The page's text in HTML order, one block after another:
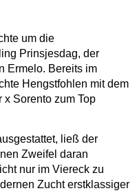
um die
Prinsjesdag, der
Ermelo. Bereits im
Hengstfohlen mit dem
x Sorento zum Top
ließ der
Zweifel daran
nur im Viereck zu
Zucht erstklassiger